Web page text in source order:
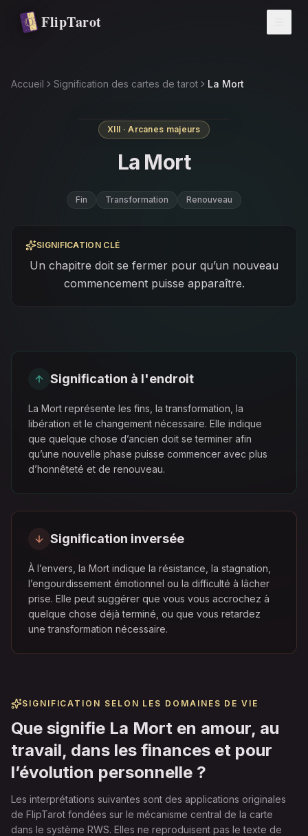
Aller au contenu principal
FlipTarot
Accueil Signification des cartes de tarot La Mort
XIII · Arcanes majeurs
La Mort
Fin Transformation Renouveau
SIGNIFICATION CLÉ
Un chapitre doit se fermer pour qu’un nouveau
commencement puisse apparaître.
Signification à l'endroit
La Mort représente les fins, la transformation, la
libération et le changement nécessaire. Elle indique
que quelque chose d’ancien doit se terminer afin
qu’une nouvelle phase puisse commencer avec plus
d’honnêteté et de renouveau.
Signification inversée
À l’envers, la Mort indique la résistance, la stagnation,
l’engourdissement émotionnel ou la difficulté à lâcher
prise. Elle peut suggérer que vous vous accrochez à
quelque chose déjà terminé, ou que vous retardez
une transformation nécessaire.
SIGNIFICATION SELON LES DOMAINES DE VIE
Que signifie La Mort en amour, au
travail, dans les finances et pour
l’évolution personnelle ?
Les interprétations suivantes sont des applications originales
de FlipTarot fondées sur le mécanisme central de la carte
dans le système RWS. Elles ne reproduisent pas le texte de